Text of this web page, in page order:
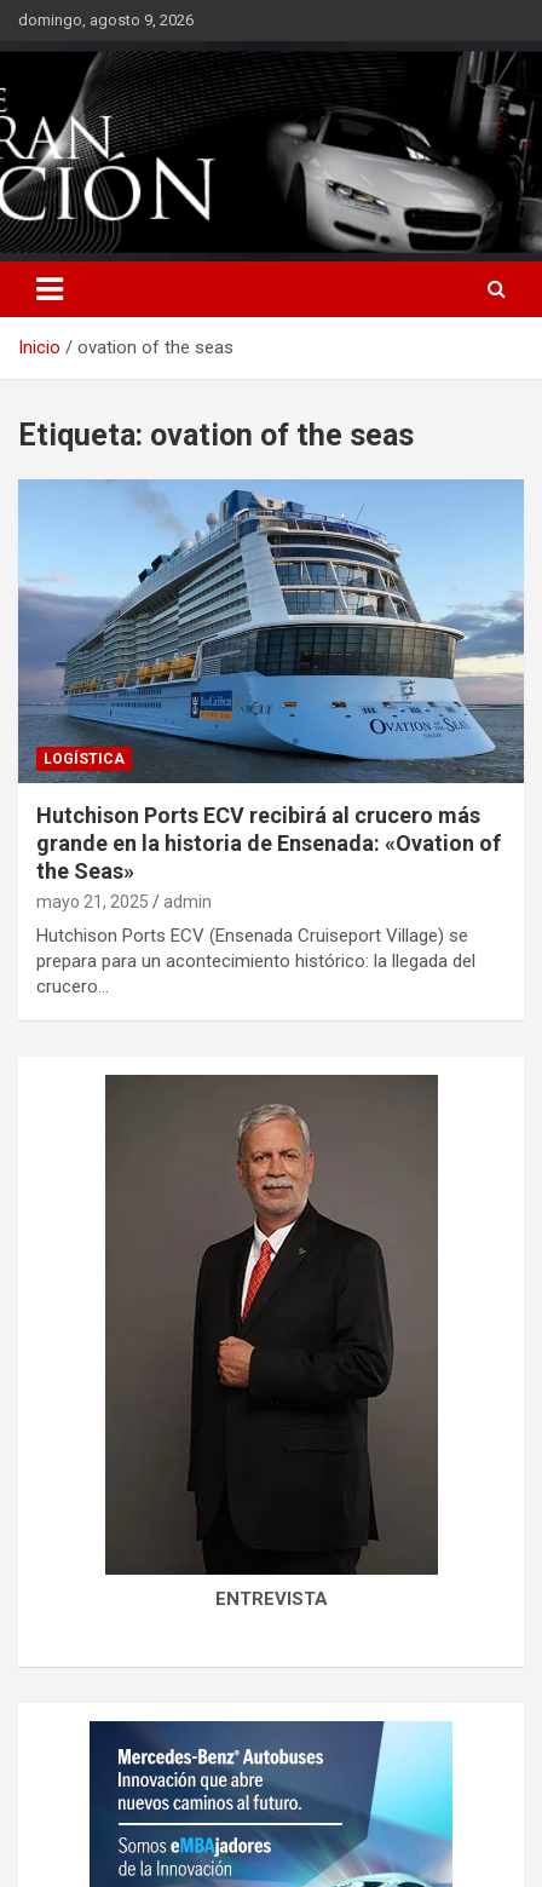
Saltardomingo, agosto 9, 2026
Inicio ovation of the seas
Etiqueta: ovation of the seas
LOGÍSTICA
Hutchison Ports ECV recibirá al crucero más
grande en la historia de Ensenada: «Ovation of
the Seas»
mayo 21, 2025 admin
Hutchison Ports ECV (Ensenada Cruiseport Village) se
prepara para un acontecimiento histórico: la llegada del
crucero…
ENTREVISTA